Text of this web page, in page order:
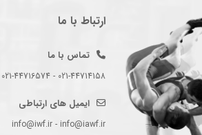
ارتباط با ما
تماس با ما
021-44714158 - 021-44716574 - 021-44714489
ایمیل های ارتباطی
info@iwf.ir - info@iawf.ir